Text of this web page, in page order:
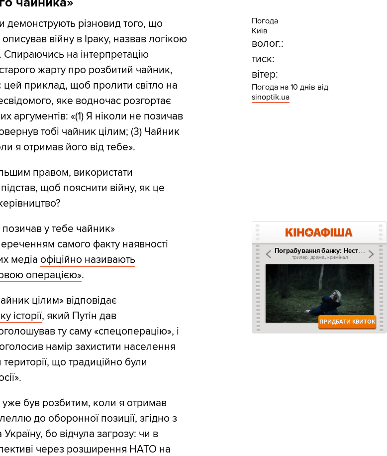
демонструють різновид того, що
війну в Іраку, назвав логікою
Спираючись на інтерпретацію
жарту про розбитий чайник,
приклад, щоб пролити світло на
яке водночас розгортає
аргументів: «(1) Я ніколи не позичав
тобі чайник цілим; (3) Чайник
я отримав його від тебе».
правом, використати
щоб пояснити війну, як це
у тебе чайник»
самого факту наявності
медіа офіційно називають
операцією».
цілим» відповідає
історії, який Путін дав
ту саму «спецоперацію», і
намір захистити населення
що традиційно були
уже був розбитим, коли я отримав
до оборонної позиції, згідно з
бо відчула загрозу: чи в
через розширення НАТО на
Погода
Київ
волог.:
тиск:
вітер:
Погода на 10 днів від
sinoptik.ua